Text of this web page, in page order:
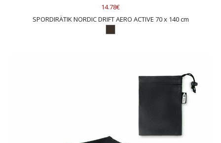
14.78€
SPORDIRÄTIK NORDIC DRIFT AERO ACTIVE 70 x 140 cm